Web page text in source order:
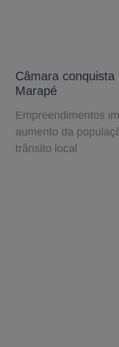
Câmara
Marapé
Empreendimentos
aumento da
trânsito local